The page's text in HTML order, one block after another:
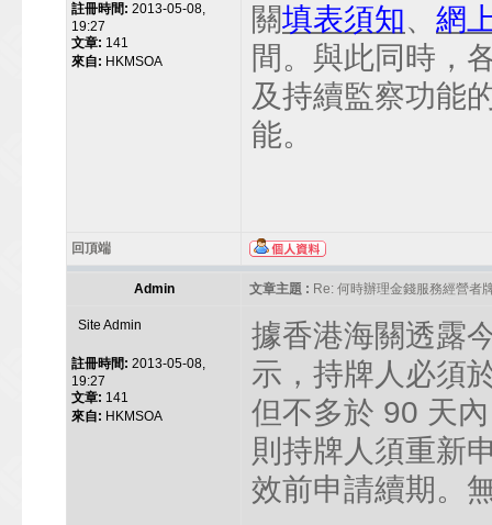
註冊時間: 2013-05-08,
19:27
文章: 141
來自: HKMSOA
關填表須知、 網
間。與此同時，
及持續監察功能
能。
回頂端
Admin 文章主題 : Re: 何時辦理金錢服務經營者
Site Admin
註冊時間: 2013-05-08,
19:27
文章: 141
來自: HKMSOA
據香港海關透露
示，持牌人必須
但不多於 90 天
則持牌人須重新
效前申請續期。